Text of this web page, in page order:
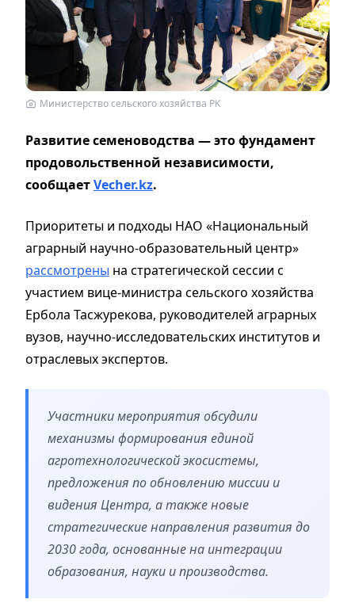
Министерство сельского хозяйства РК
Развитие семеноводства — это фундамент
продовольственной независимости,
сообщаетVecher.kz.
Приоритеты и подходы НАО «Национальный
аграрный научно-образовательный центр»
рассмотрены на стратегической сессии с
участием вице-министра сельского хозяйства
Ербола Тасжурекова, руководителей аграрных
вузов, научно-исследовательских институтов и
отраслевых экспертов.
Участники мероприятия обсудили
механизмы формирования единой
агротехнологической экосистемы,
предложения по обновлению миссии и
видения Центра, а также новые
стратегические направления развития до
2030 года, основанные на интеграции
образования, науки и производства.